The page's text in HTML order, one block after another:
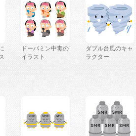
ドーパミン中毒の
イラスト
ダブル台風のキャ
ラクター